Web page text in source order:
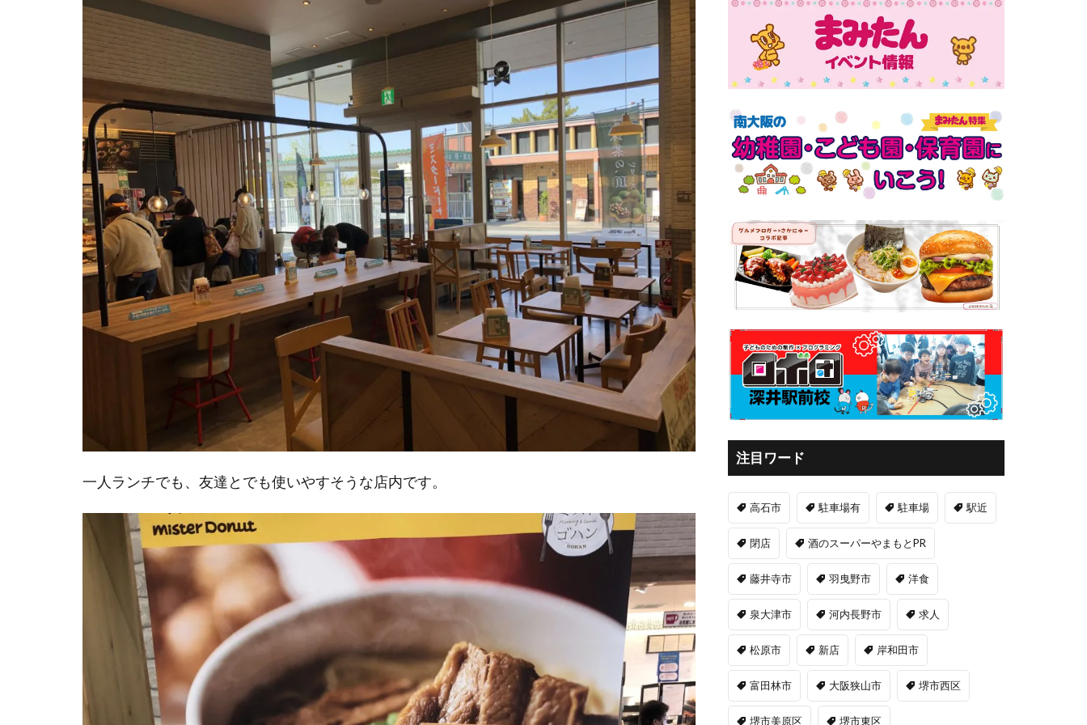
一人ランチでも、友達とでも使いやすそうな店内です。
注目ワード
高石市 駐車場有 駐車場 駅近
閉店 酒のスーパーやまもとPR
藤井寺市 羽曳野市 洋食
泉大津市 河内長野市 求人
松原市 新店 岸和田市
富田林市 大阪狭山市 堺市西区
堺市美原区 堺市東区